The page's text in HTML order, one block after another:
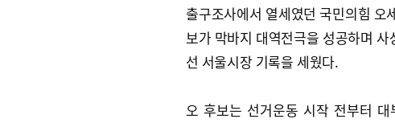
출구조사에서 열세였던 국민의힘 오
보가 막바지 대역전극을 성공하며 사
선 서울시장 기록을 세웠다.
오 후보는 선거운동 시작 전부터 대